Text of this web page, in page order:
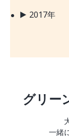
2017年
グリー
一緒